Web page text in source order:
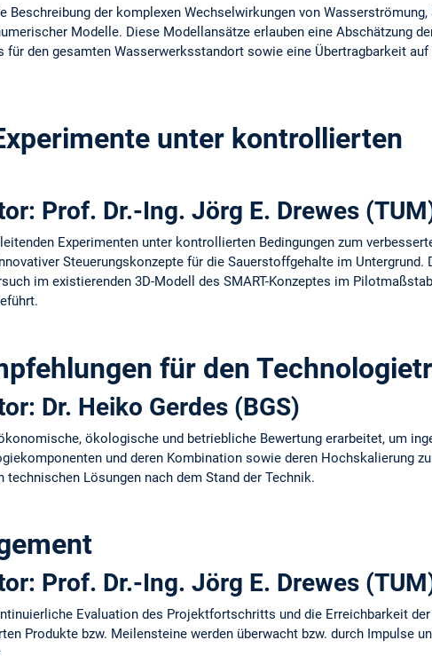
der komplexen Wechselwirkungen von
Modelle. Diese Modellansätze erlauben eine Abschätzung
für den gesamten Wasserwerksstandort sowie eine Übertragbarkeit auf
unter kontrollierten
Prof. Dr.-Ing. Jörg E. Drewes
Experimenten unter kontrollierten Bedingungen zum
Steuerungskonzepte für die Sauerstoffgehalte im Untergrund.
im existierenden 3D-Modell des SMART-Konzeptes im
für den
Dr. Heiko Gerdes (BGS)
ökologische und betriebliche Bewertung erarbeitet, um
und deren Kombination sowie deren Hochskalierung
Lösungen nach dem Stand der Technik.
Prof. Dr.-Ing. Jörg E. Drewes
Evaluation des Projektfortschritts und die Erreichbarkeit
Produkte bzw. Meilensteine werden überwacht bzw. durch Impulse